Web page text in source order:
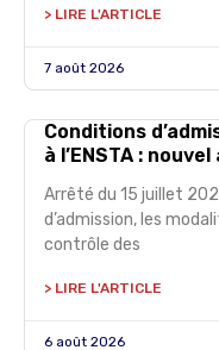
> LIRE L'ARTICLE
7 août 2026
Conditions
à l’ENSTA :
Arrêté du 15 juillet
d’admission, les
contrôle des
> LIRE L'ARTICLE
6 août 2026